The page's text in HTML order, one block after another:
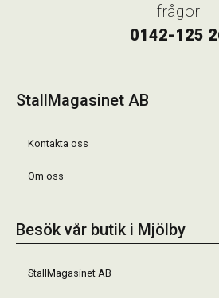
frågor
0142-125
StallMagasinet AB
Kontakta oss
Om oss
Besök vår butik i Mjölby
StallMagasinet AB